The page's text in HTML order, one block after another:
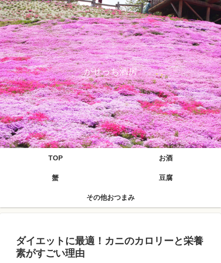
がせっち酒房
TOP お酒
蟹 豆腐
その他おつまみ
ダイエットに最適！カニのカロリーと栄養
素がすごい理由